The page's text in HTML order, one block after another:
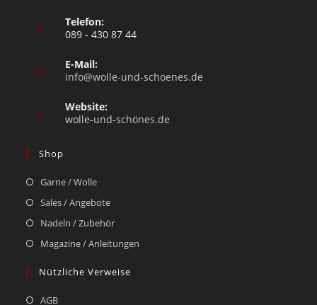
Telefon:
089 - 430 87 44
E-Mail:
info@wolle-und-schoenes.de
Website:
wolle-und-schönes.de
Shop
Garne / Wolle
Sales / Angebote
Nadeln / Zubehör
Magazine / Anleitungen
Nützliche Verweise
AGB